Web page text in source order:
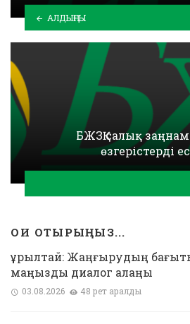
АЛДЫҢҒЫ
БЖЗҚ салық
өзгерістерді
ОҚИ ОТЫРЫҢЫЗ...
Құрылтай: Жаңғырудың
маңызды диалог алаңы
03.08.2026 48 рет қаралды